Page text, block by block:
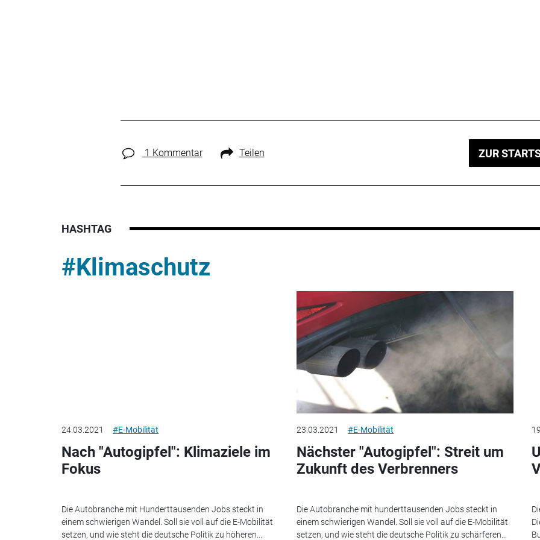
1 Kommentar Teilen ZUR
HASHTAG
#Klimaschutz
24.03.2021 #E-Mobilität
Nach "Autogipfel": Klimaziele im
Fokus
Die Autobranche mit Hunderttausenden Jobs steckt in
einem schwierigen Wandel. Soll sie voll auf die E-Mobilität
setzen, und wie steht die deutsche Politik zu höheren...
23.03.2021 #E-Mobilität
Nächster "Autogipfel": Streit um
Zukunft des Verbrenners
Die Autobranche mit hunderttausenden Jobs steckt in
einem schwierigen Wandel. Soll sie voll auf die E-Mobilität
setzen, und wie steht die deutsche Politik zu schärferen...